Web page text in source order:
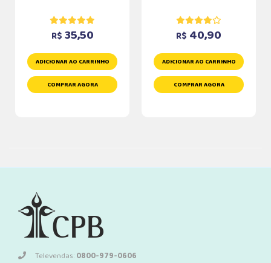
R$ 35,50
ADICIONAR AO CARRINHO
COMPRAR AGORA
R$ 40,90
ADICIONAR AO CARRINHO
COMPRAR AGORA
Televendas:0800-979-0606